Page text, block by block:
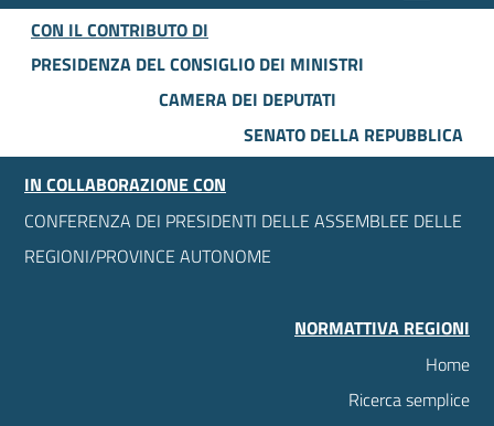
CON IL CONTRIBUTO DI
PRESIDENZA DEL CONSIGLIO DEI MINISTRI
CAMERA DEI DEPUTATI
SENATO DELLA REPUBBLICA
IN COLLABORAZIONE CON
CONFERENZA DEI PRESIDENTI DELLE ASSEMBLEE DELLE
REGIONI/PROVINCE AUTONOME
NORMATTIVA REGIONI
Home
Ricerca semplice